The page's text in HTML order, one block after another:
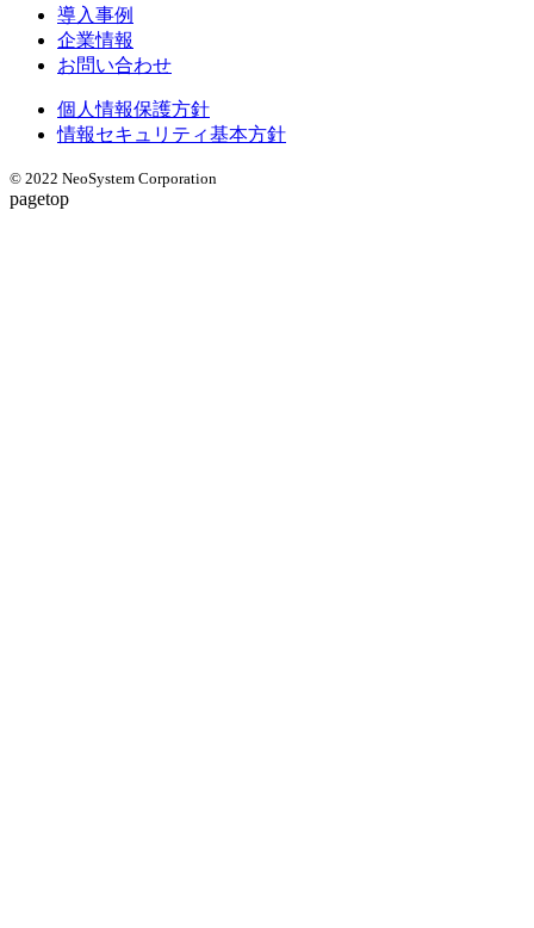
導入事例
企業情報
お問い合わせ
個人情報保護方針
情報セキュリティ基本方針
© 2022 NeoSystem Corporation
pagetop